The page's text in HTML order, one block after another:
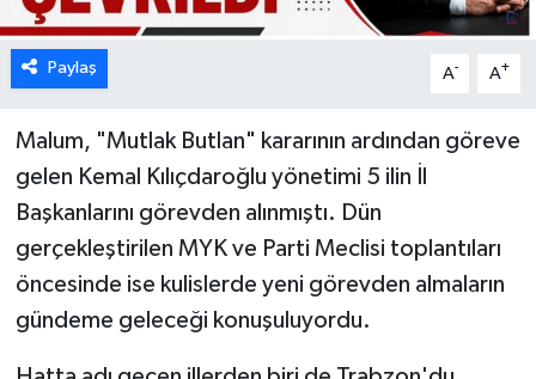
Paylaş A- A+
Malum, "Mutlak Butlan" kararının ardından göreve
gelen Kemal Kılıçdaroğlu yönetimi 5 ilin İl
Başkanlarını görevden alınmıştı. Dün
gerçekleştirilen MYK ve Parti Meclisi toplantıları
öncesinde ise kulislerde yeni görevden almaların
gündeme geleceği konuşuluyordu.